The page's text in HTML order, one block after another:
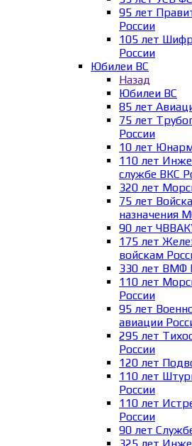
95 лет
России
105 лет
России
Юбилеи ВС
Назад
Юбилеи ВС
85 лет
75 лет
России
10 лет
110 лет
службе ВКС
320 лет
75 лет
назначения
90 лет
175 лет
войскам
330 лет ВМФ
110 лет
России
95 лет
авиации
295 лет
России
120 лет
110 лет
России
110 лет
России
90 лет